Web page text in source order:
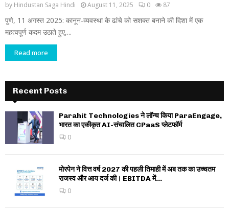
by Hindustan Saga Hindi August 11, 2025 0 87
पुणे, 11 अगस्त 2025: कानून-व्यवस्था के ढांचे को सशक्त बनाने की दिशा में एक
महत्वपूर्ण कदम उठाते हुए,...
Read more
Recent Posts
Parahit Technologies ने लॉन्च किया ParaEngage,
भारत का एकीकृत AI-संचालित CPaaS प्लेटफॉर्म
0
मोरपेन ने वित्त वर्ष 2027 की पहली तिमाही में अब तक का उच्चतम
राजस्व और आय दर्ज की। EBITDA में...
0